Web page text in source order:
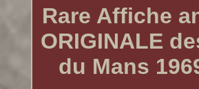
Rare Affiche
ORIGINALE
du Mans